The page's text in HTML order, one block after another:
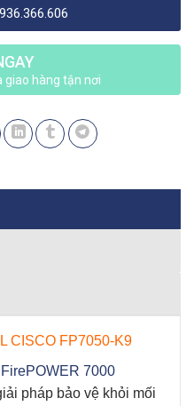
giao hàng tận nơi
CISCO FP7050-K9
7000
pháp bảo vệ khỏi mối